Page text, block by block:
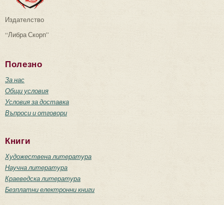
Издателство
“Либра Скорп”
Полезно
За нас
Общи условия
Условия за доставка
Въпроси и отговори
Книги
Художествена литература
Научна литература
Краеведска литература
Безплатни електронни книги